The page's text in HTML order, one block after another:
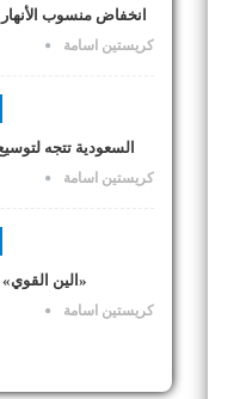
انخفاض منسوب
كريستين اسامة
السعودية تتجه
كريستين اسامة
«الين القوي»
كريستين اسامة